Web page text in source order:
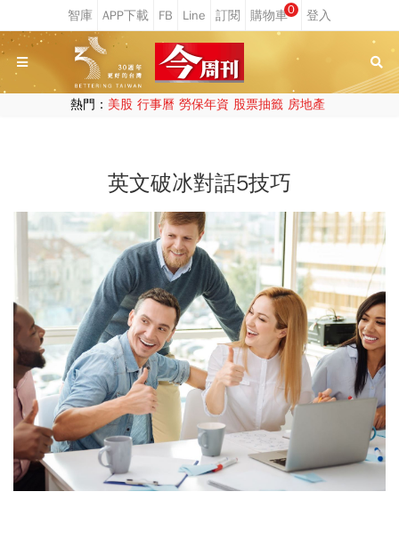
0
熱門： 美股 行事曆 勞保年資 股票抽籤 房地產
英文破冰對話5技巧